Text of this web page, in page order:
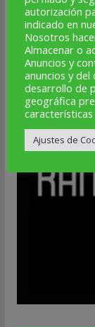
autorización
indicado en
Nosotros
Almacenar o
Anuncios y
anuncios y
desarrollo de
geográfica
Ajustes de